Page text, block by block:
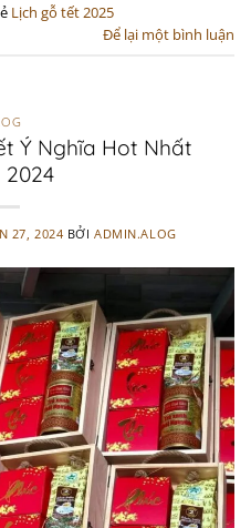
Lịch gỗ tết 2025
Để lại một bình luận
Ý Nghĩa Hot Nhất
2024
27, 2024 BỞIADMIN.ALOG